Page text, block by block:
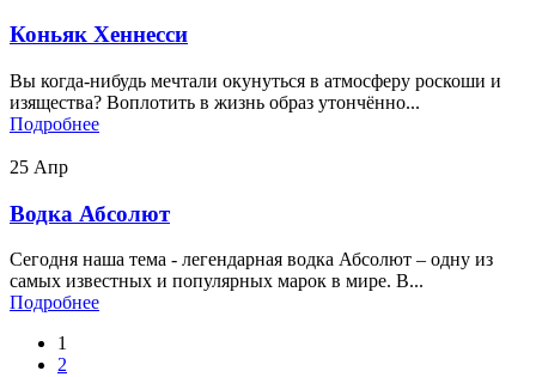
Коньяк Хеннесси
Вы когда-нибудь мечтали окунуться в атмосферу роскоши и
изящества? Воплотить в жизнь образ утончённо...
Подробнее
25 Апр
Водка Абсолют
Сегодня наша тема - легендарная водка Абсолют – одну из
самых известных и популярных марок в мире. В...
Подробнее
1
2